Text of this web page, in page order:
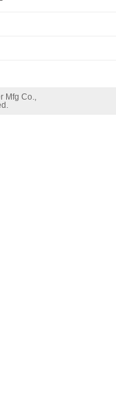
Mfg Co.,